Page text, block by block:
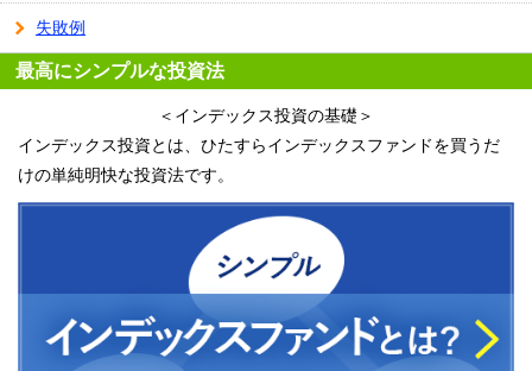
失敗例
最高にシンプルな投資法
＜インデックス投資の基礎＞
インデックス投資とは、ひたすらインデックスファンドを買うだ
けの単純明快な投資法です。